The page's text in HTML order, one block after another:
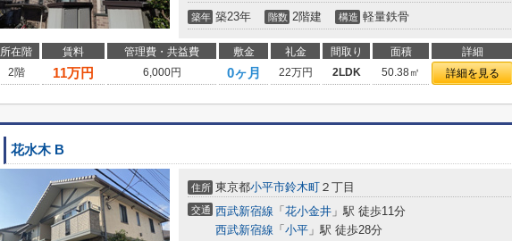
築年 築23年 階数 2階建 構造 軽量鉄骨
所在階 賃料 管理費・共益費 敷金 礼金 間取り 面積 詳細
2階
11万円 6,000円 0ヶ月 22万円 2LDK 50.38㎡ 詳細を見る
花水木 B
住所 東京都小平市鈴木町 ２丁目
交通 西武新宿線 「 花小金井 」駅 徒歩11分
西武新宿線 「 小平 」駅 徒歩28分